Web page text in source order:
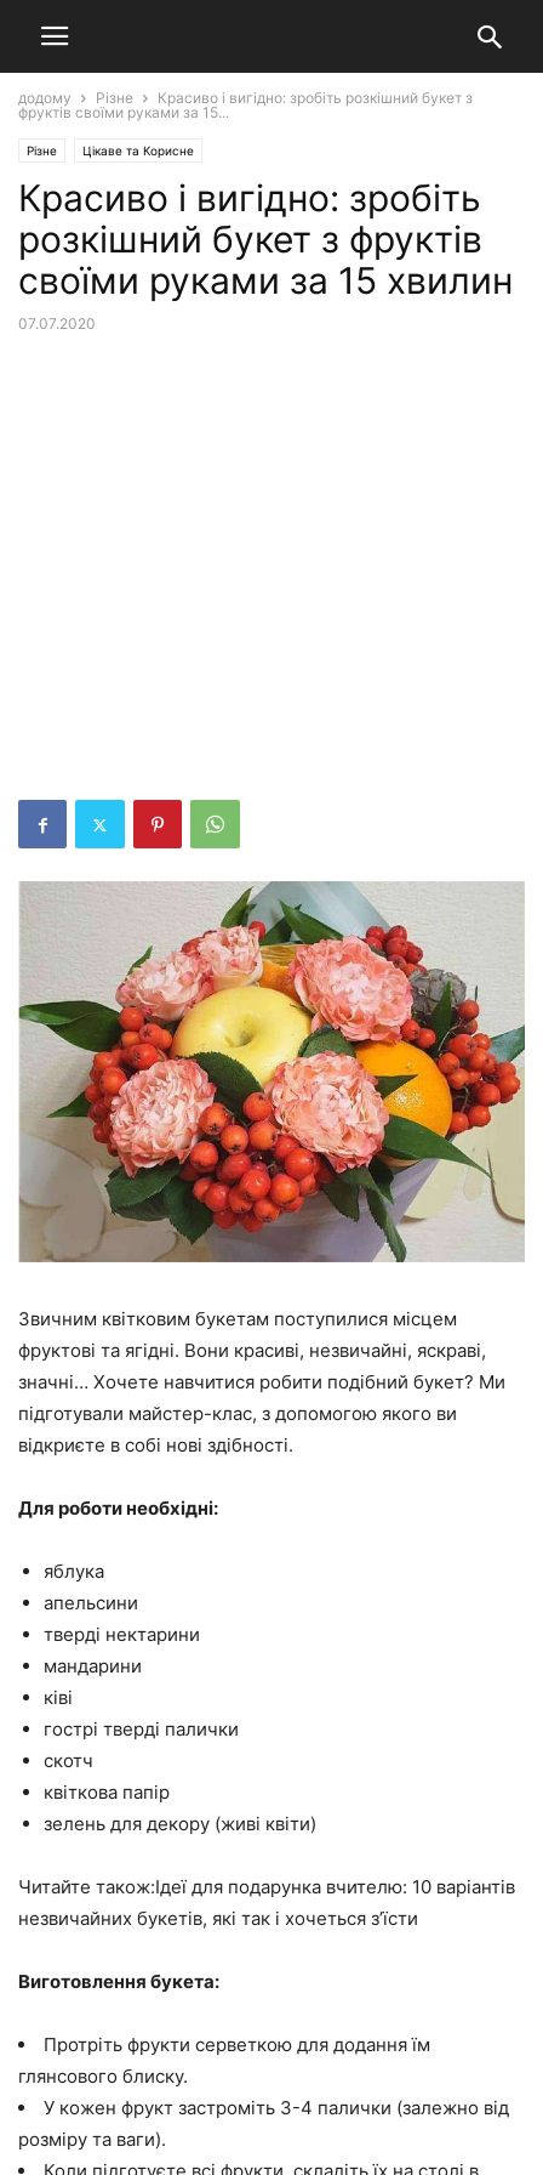
додому Різне
Красиво і вигідно: зробіть розкішний букет з
фруктів своїми руками за 15...
Різне Цікаве та Корисне
Красиво і вигідно: зробіть
розкішний букет з фруктів
своїми руками за 15 хвилин
07.07.2020
Звичним квітковим букетам поступилися місцем
фруктові та ягідні. Вони красиві, незвичайні, яскраві,
значні… Хочете навчитися робити подібний букет? Ми
підготували майстер-клас, з допомогою якого ви
відкриєте в собі нові здібності.
Для роботи необхідні:
яблука
апельсини
тверді нектарини
мандарини
ківі
гострі тверді палички
скотч
квіткова папір
зелень для декору (живі квіти)
Читайте також:Ідеї для подарунка вчителю: 10 варіантів
незвичайних букетів, які так і хочеться з’їсти
Виготовлення букета:
Протріть фрукти серветкою для додання їм
глянсового блиску.
У кожен фрукт застроміть 3-4 палички (залежно від
розміру та ваги).